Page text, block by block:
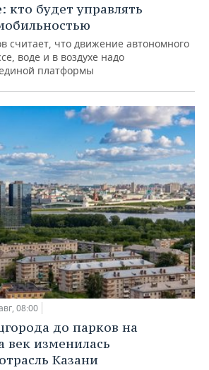
кто будет управлять
считает, что движение автономного
воде и в воздухе надо
платформы
08:00
до парков на
век изменилась
Казани